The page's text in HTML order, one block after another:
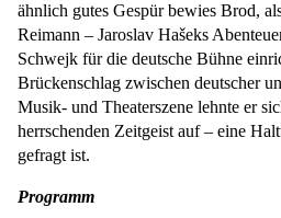
ähnlich gutes Gespür bewies Brod,
Reimann – Jaroslav Hašeks
Schwejk für die deutsche Bühne
Brückenschlag zwischen deutscher
Musik- und Theaterszene lehnte er
herrschenden Zeitgeist auf – eine
gefragt ist.
Programm